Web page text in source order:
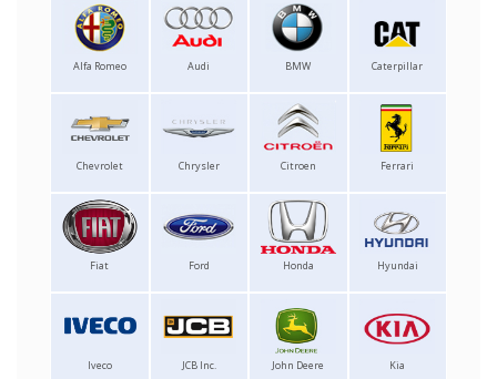
Alfa Romeo Audi BMW Caterpillar
Chevrolet Chrysler Citroen Ferrari
Fiat Ford Honda Hyundai
Iveco JCB Inc. John Deere Kia